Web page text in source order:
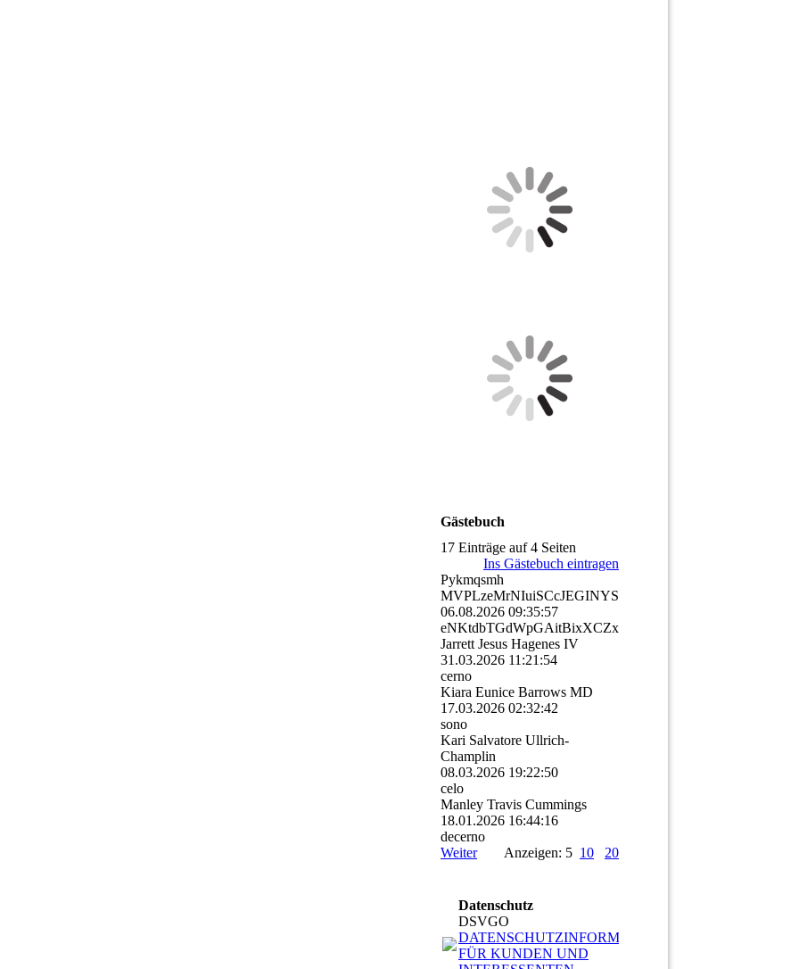
Gästebuch
17 Einträge auf 4 Seiten
Ins Gästebuch eintragen
Pykmqsmh
MVPLzeMrNIuiSCcJEGINYSu
06.08.2026 09:35:57
eNKtdbTGdWpGAitBixXCZxD
Jarrett Jesus Hagenes IV
31.03.2026 11:21:54
cerno
Kiara Eunice Barrows MD
17.03.2026 02:32:42
sono
Kari Salvatore Ullrich-
Champlin
08.03.2026 19:22:50
celo
Manley Travis Cummings
18.01.2026 16:44:16
decerno
Weiter
Anzeigen: 5 10 20
Datenschutz
DSVGO
DATENSCHUTZINFORMATIONEN
FÜR KUNDEN UND